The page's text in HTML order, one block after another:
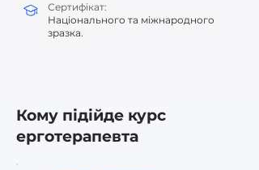
Сертифікат:
Національного та міжнародного
зразка.
Кому підійде курс
ерготерапевта